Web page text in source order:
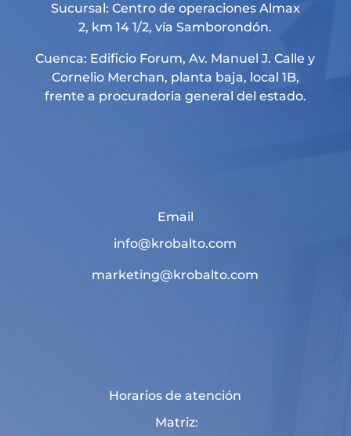
Sucursal: Centro de operaciones Almax
2, km 14 1/2, vía Samborondón.
Cuenca: Edificio Forum, Av. Manuel J. Calle y
Cornelio Merchan, planta baja, local 1B,
frente a procuradoria general del estado.
Email
info@krobalto.com
marketing@krobalto.com
Horarios de atención
Matriz: